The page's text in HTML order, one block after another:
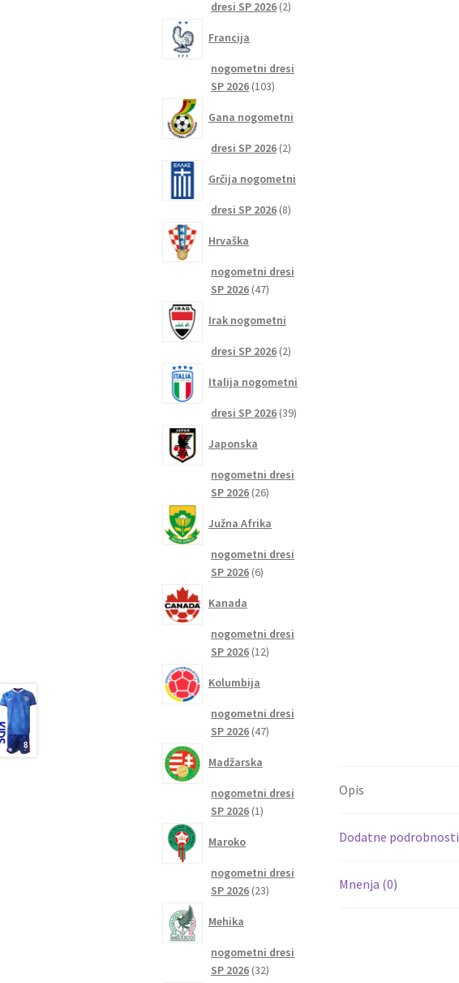
Opis
Dodatne podrobnosti
Mnenja (0)
dresi SP 2026 22
Francija
nogometni dresi
SP 2026 103103
Gana nogometni
dresi SP 2026 22
Grčija nogometni
dresi SP 2026 88
Hrvaška
nogometni dresi
SP 2026 4747
Irak nogometni
dresi SP 2026 22
Italija nogometni
dresi SP 2026 3939
Japonska
nogometni dresi
SP 2026 2626
Južna Afrika
nogometni dresi
SP 2026 66
Kanada
nogometni dresi
SP 2026 1212
Kolumbija
nogometni dresi
SP 2026 4747
Madžarska
nogometni dresi
SP 2026 11
Maroko
nogometni dresi
SP 2026 2323
Mehika
nogometni dresi
SP 2026 3232